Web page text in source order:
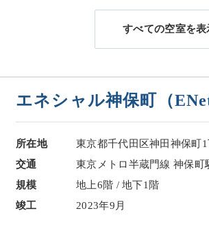
エネシャル神保町（
所在地
東京都千代田区神田神保町1
交通
東京メトロ半蔵門線 神保町
規模
地上6階 / 地下1階
竣工
2023年9月